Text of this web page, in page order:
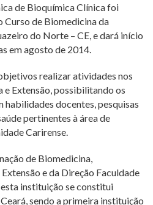
de Bioquímica Clínica foi
Curso de Biomedicina da
do Norte – CE, e dará início
em agosto de 2014.
realizar atividades nos
e Extensão, possibilitando os
habilidades docentes, pesquisas
pertinentes à área de
Carirense.
de Biomedicina,
e da Direção Faculdade
esta instituição se constitui
sendo a primeira instituição